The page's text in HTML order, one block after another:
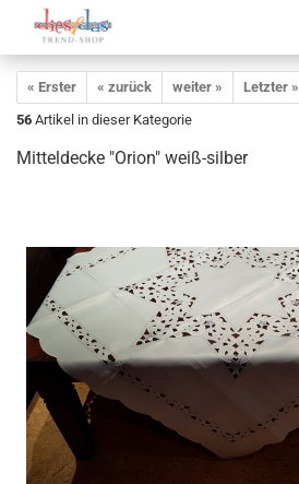
« Erster « zurück weiter »
Letzter »
56 Artikel in dieser Kategorie
Mitteldecke "Orion" weiß-silber